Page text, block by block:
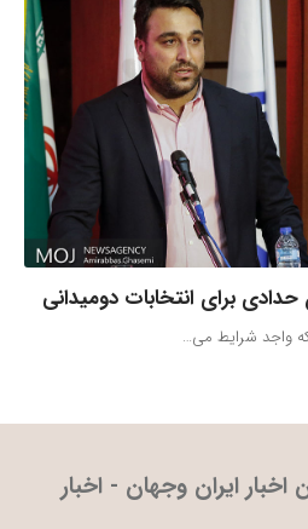
برای انتخابات دومیدانی
که واجد شرایط می…
ایران وجهان - اخبار